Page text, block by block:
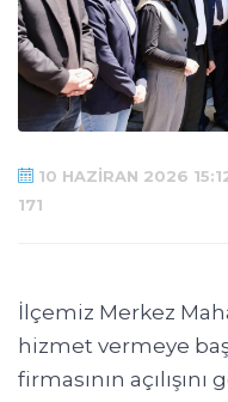
10 HAZIRAN 2026
171
İlçemiz Merkez
hizmet vermeye
firmasının